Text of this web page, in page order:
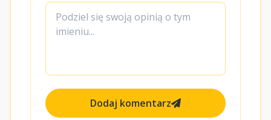
Dodaj komentarz